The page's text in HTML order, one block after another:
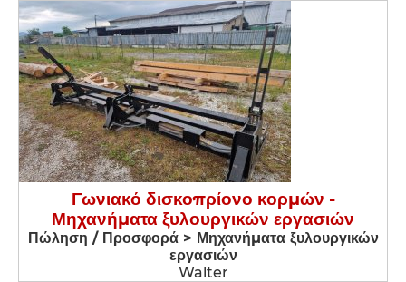
Γωνιακό δισκοπρίονο κορμών -
Μηχανήματα ξυλουργικών εργασιών
Πώληση / Προσφορά > Μηχανήματα ξυλουργικών
εργασιών
Walter